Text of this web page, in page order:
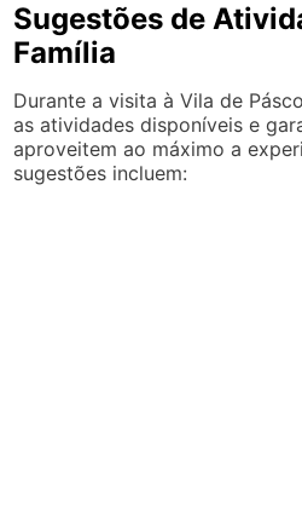
Sugestões de
Família
Durante a visita à Vila de
as atividades disponíveis e
aproveitem ao máximo a
sugestões incluem: